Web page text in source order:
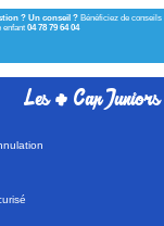
? Un conseil ? Bénéficiez de
enfant 04 78 79 64 04
Les+Cap Juniors